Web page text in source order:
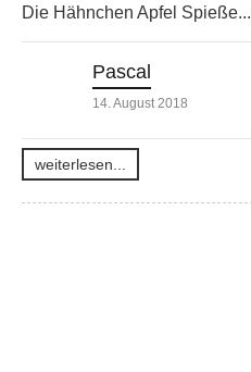
Die Hähnchen Apfel Spieße...
Pascal
14. August 2018
weiterlesen...